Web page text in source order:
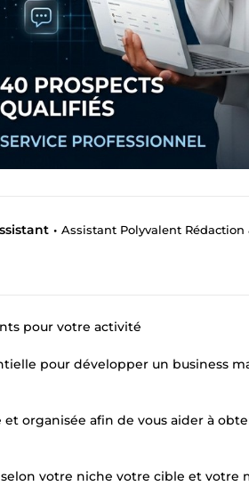
• Assistant Polyvalent Rédaction
pour votre activité
pour développer un business
organisée afin de vous aider à
votre niche votre cible et votre